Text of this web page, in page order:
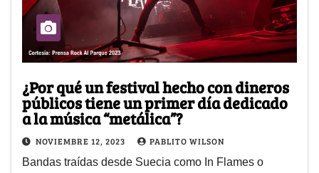
¿Por qué un festival hecho con dineros
públicos tiene un primer día dedicado
a la música “metálica”?
NOVIEMBRE 12, 2023 PABLITO WILSON
Bandas traídas desde Suecia como In Flames o